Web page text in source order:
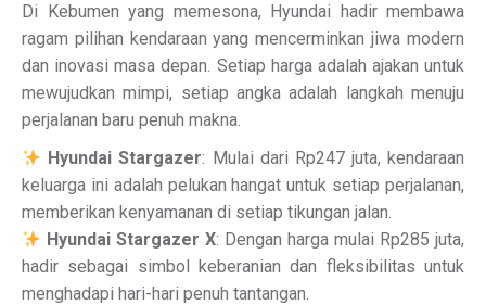
Di Kebumen yang memesona, Hyundai hadir membawa
ragam pilihan kendaraan yang mencerminkan jiwa modern
dan inovasi masa depan. Setiap harga adalah ajakan untuk
mewujudkan mimpi, setiap angka adalah langkah menuju
perjalanan baru penuh makna.
Hyundai Stargazer: Mulai dari Rp247 juta, kendaraan
keluarga ini adalah pelukan hangat untuk setiap perjalanan,
memberikan kenyamanan di setiap tikungan jalan.
Hyundai Stargazer X: Dengan harga mulai Rp285 juta,
hadir sebagai simbol keberanian dan fleksibilitas untuk
menghadapi hari-hari penuh tantangan.